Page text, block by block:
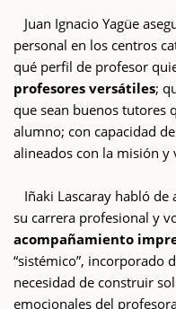
Juan Ignacio Yagüe
personal en los centros
qué perfil de profesor
profesores versátiles;
que sean buenos tutores
alumno; con capacidad
alineados con la misión y
Iñaki Lascaray habló de
su carrera profesional y
acompañamiento
“sistémico”, incorporado
necesidad de construir
emocionales del